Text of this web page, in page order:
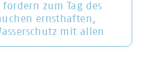
fordern zum Tag des
ernsthaften,
mit allen